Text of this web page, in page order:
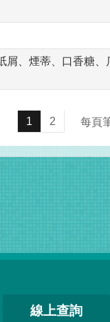
、煙蒂、口香糖
1 2 每頁
線上查詢